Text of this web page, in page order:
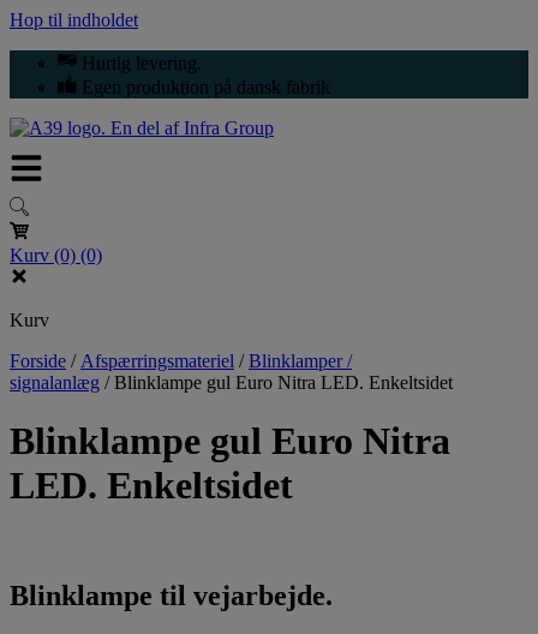
Hop til indholdet
Hurtig levering.
Egen produktion på dansk fabrik
Kurv (0) (0)
Kurv
Forside / Afspærringsmateriel /Blinklamper /
signalanlæg /Blinklampe gul Euro Nitra LED. Enkeltsidet
Blinklampe gul Euro Nitra
LED. Enkeltsidet
Blinklampe til vejarbejde.